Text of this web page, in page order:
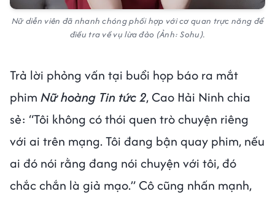
Nữ diễn viên đã nhanh chóng phối hợp với cơ quan trực năng để
điều tra về vụ lừa đảo (Ảnh: Sohu).
Trả lời phỏng vấn tại buổi họp báo ra mắt
phim Nữ hoàng Tin tức 2, Cao Hải Ninh chia
sẻ: “Tôi không có thói quen trò chuyện riêng
với ai trên mạng. Tôi đang bận quay phim, nếu
ai đó nói rằng đang nói chuyện với tôi, đó
chắc chắn là giả mạo.” Cô cũng nhấn mạnh,